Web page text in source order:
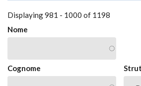
Displaying 981 - 1000 of 1198
Nome
Cognome